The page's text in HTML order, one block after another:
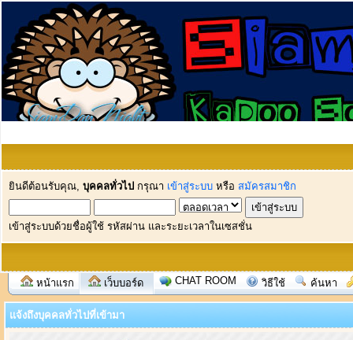
ยินดีต้อนรับคุณ, บุคคลทั่วไป กรุณา เข้าสู่ระบบ หรือ สมัครสมาชิก
เข้าสู่ระบบด้วยชื่อผู้ใช้ รหัสผ่าน และระยะเวลาในเซสชั่น
หน้าแรก เว็บบอร์ด CHAT ROOM วิธีใช้ ค้นหา
แจ้งถึงบุคคลทั่วไปที่เข้ามา